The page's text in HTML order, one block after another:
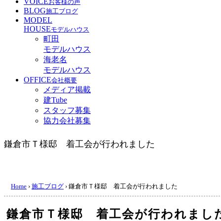
お客様の声
BLOG施工ブログ
MODEL
HOUSEモデルハウス
町田
モデルハウス
海老名
モデルハウス
OFFICE会社概要
メディア掲載
建Tube
スタッフ募集
協力会社募集
鎌倉市Ｔ様邸 着工会が行われました
Home › 施工ブログ › 鎌倉市Ｔ様邸 着工会が行われました
鎌倉市Ｔ様邸 着工会が行われまし